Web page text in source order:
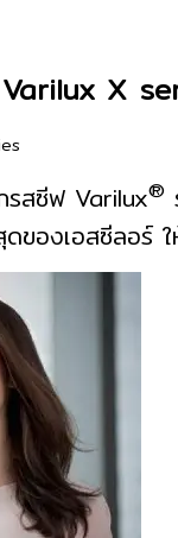
X
รสซีฟ Varilux®
ของเอสซีลอร์